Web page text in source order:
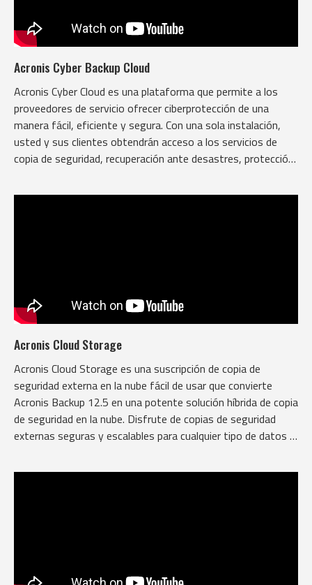
Acronis Cyber Backup Cloud
Acronis Cyber Cloud es una plataforma que permite a los
proveedores de servicio ofrecer ciberprotección de una
manera fácil, eficiente y segura. Con una sola instalación,
usted y sus clientes obtendrán acceso a los servicios de
copia de seguridad, recuperación ante desastres, protección
Acronis Cloud Storage
Acronis Cloud Storage es una suscripción de copia de
seguridad externa en la nube fácil de usar que convierte
Acronis Backup 12.5 en una potente solución híbrida de copia
de seguridad en la nube. Disfrute de copias de seguridad
externas seguras y escalables para cualquier tipo de datos o